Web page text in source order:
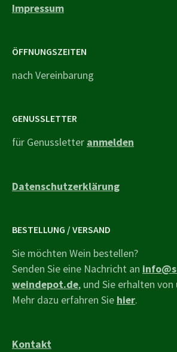
Impressum
ÖFFNUNGSZEITEN
nach Vereinbarung
GENUSSLETTER
für Genussletter anmelden
Datenschutzerklärung
BESTELLUNG / VERSAND
Sie möchten Wein bestellen?
Senden Sie eine Nachricht an
weindepot.de, und Sie erhalten
Mehr dazu erfahren Sie hier.
Kontakt